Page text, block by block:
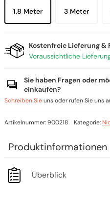
1.8 Meter 3 Meter
Kostenfreie Lieferung &
Voraussichtliche
Sie haben Fragen oder
einkaufen?
Schreiben Sieuns oder rufen Sie uns
Artikelnummer:900218 Kategorie:
Überblick